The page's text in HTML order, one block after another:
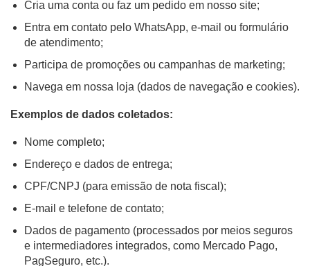
Cria uma conta ou faz um pedido em nosso site;
Entra em contato pelo WhatsApp, e-mail ou formulário
de atendimento;
Participa de promoções ou campanhas de marketing;
Navega em nossa loja (dados de navegação e cookies).
Exemplos de dados coletados:
Nome completo;
Endereço e dados de entrega;
CPF/CNPJ (para emissão de nota fiscal);
E-mail e telefone de contato;
Dados de pagamento (processados por meios seguros
e intermediadores integrados, como Mercado Pago,
PagSeguro, etc.).